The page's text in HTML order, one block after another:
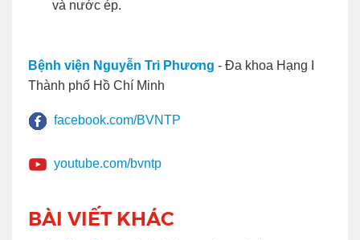
và nước ép.
Bệnh viện Nguyễn Tri Phương - Đa khoa Hạng I
Thành phố Hồ Chí Minh
facebook.com/BVNTP
youtube.com/bvntp
BÀI VIẾT KHÁC